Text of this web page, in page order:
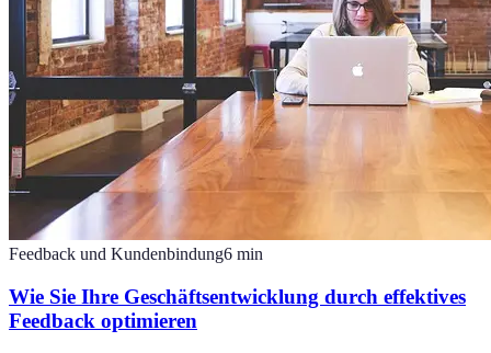
Feedback und Kundenbindung6 min
Wie Sie Ihre Geschäftsentwicklung durch effektives
Feedback optimieren